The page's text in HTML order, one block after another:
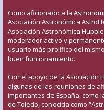
Como aficionado a la
Asociación Astronómica
Asociación Astronómica
moderador activo y
usuario más prolífico del
buen funcionamiento.
Con el apoyo de la Asociación
algunas de las reuniones de
importantes de España, como
de Toledo, conocida como